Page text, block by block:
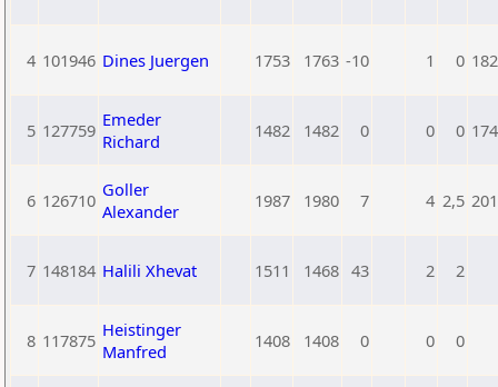
4 101946 Dines Juergen 1753 1763 -10 1 0
5 127759 Emeder
Richard
1482 1482 0 0 0
6 126710 Goller
Alexander
1987 1980 7 4 2,5
7 148184 Halili Xhevat 1511 1468 43 2 2
8 117875 Heistinger
Manfred
1408 1408 0 0 0